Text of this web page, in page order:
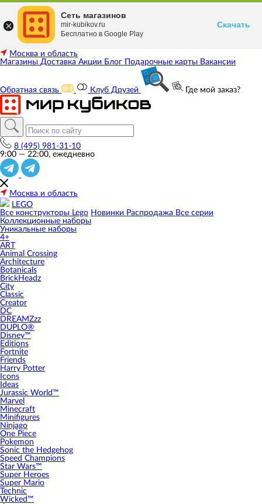
Москва и область
Магазины Доставка Акции Блог Подарочные карты Вакансии
Обратная связь Клуб Друзей Где мой заказ?
8 (495) 981-31-10
9:00 — 22:00, ежедневно
Москва и область
LEGO
Все конструкторы Lego Новинки Распродажа Все серии
Коллекционные наборы
Уникальные наборы
4+
ART
Animal Crossing
Architecture
Botanicals
BrickHeadz
City
Classic
Creator
DC
DREAMZzz
DUPLO®
Disney™
Editions
Fortnite
Friends
Harry Potter
Icons
Ideas
Jurassic World™
Marvel
Minecraft
Minifigures
Ninjago
One Piece
Pokemon
Sonic the Hedgehog
Speed Champions
Star Wars™
Super Heroes
Super Mario
Technic
Wicked™
Сеть магазинов
mir-kubikov.ru
Бесплатно в Google Play
Скачать